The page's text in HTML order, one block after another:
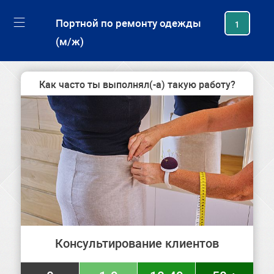
Портной по ремонту одежды
(м/ж)
1
Как часто ты выполнял(-а) такую работу?
Консультирование клиентов